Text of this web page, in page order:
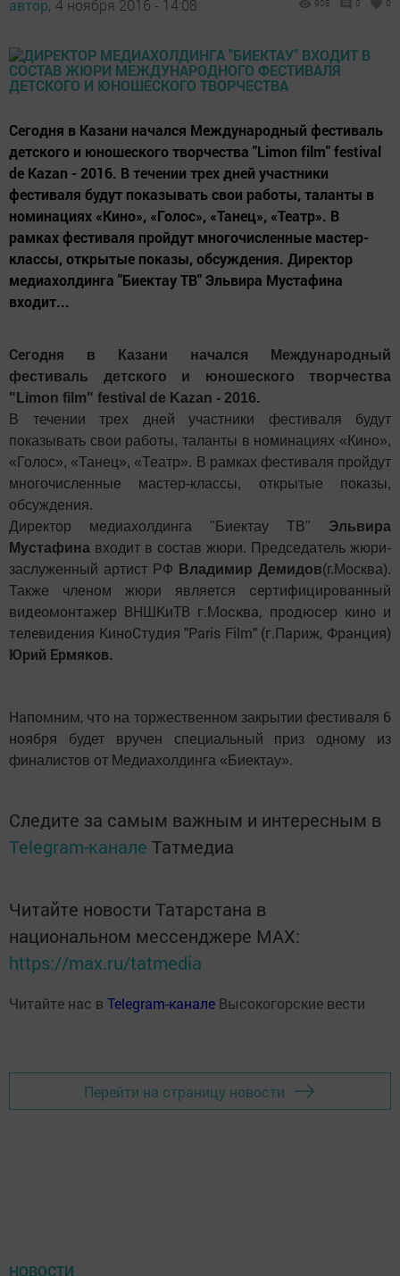
автор, 4 ноября 2016 - 14:08 908 0 0
Сегодня в Казани начался Международный фестиваль
детского и юношеского творчества "Limon film" festival
de Kazan - 2016. В течении трех дней участники
фестиваля будут показывать свои работы, таланты в
номинациях «Кино», «Голос», «Танец», «Театр». В
рамках фестиваля пройдут многочисленные мастер-
классы, открытые показы, обсуждения. Директор
медиахолдинга "Биектау ТВ" Эльвира Мустафина
входит...
Сегодня
в Казани начался Международный
фестиваль детского и юношеского творчества
"Limon film" festival de Kazan - 2016.
В течении трех дней участники фестиваля будут
показывать свои работы, таланты в номинациях «Кино»,
«Голос», «Танец», «Театр». В рамках фестиваля пройдут
многочисленные мастер-классы, открытые показы,
обсуждения.
Директор медиахолдинга "Биектау ТВ" Эльвира
Мустафина входит в состав жюри. Председатель жюри-
заслуженный артист РФ Владимир Демидов(г.Москва).
Также членом жюри является сертифицированный
видеомонтажер ВНШКиТВ г.Москва, продюсер кино и
телевидения КиноСтудия "Paris Film" (г.Париж, Франция)
Юрий Ермяков.
Напомним, что на торжественном закрытии фестиваля 6
ноября
будет вручен специальный приз одному из
финалистов от Медиахолдинга «Биектау».
Следите за самым важным и интересным в
Telegram-канале Татмедиа
Читайте новости Татарстана в
национальном мессенджере MАХ:
https://max.ru/tatmedia
Читайте нас в Telegram-канале Высокогорские вести
Перейти на страницу новости
НОВОСТИ